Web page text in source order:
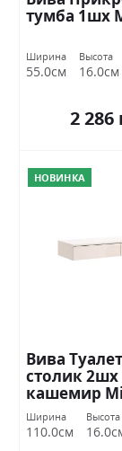
тумба 1шх
Ширина
55.0см
Высота
16.0см
2 286
НОВИНКА
Вива
столик 2шх
кашемир
Ширина
110.0см
Высота